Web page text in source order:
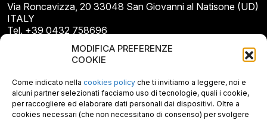
MODIFICA PREFERENZE
COOKIE
Come indicato nella cookies policy che ti invitiamo a leggere, noi e
alcuni partner selezionati facciamo uso di tecnologie, quali i cookie,
per raccogliere ed elaborare dati personali dai dispositivi. Oltre a
cookies necessari (che non necessitano di consenso) per svolgere
Via Roncavizza, 20 33048 San Giovanni al Natisone (UD)
ITALY
Tel. +39 0432 758696
E-mail: info@gecopan.it
E-mail PEC: gecopan@pec.it
P.I. E C.F. 02487660306
N. REA UD 264834
Capitale sociale € 30.000